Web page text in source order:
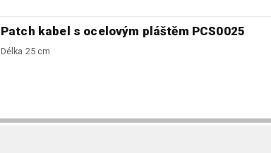
Patch kabel s ocelovým pláštěm PCS0025
Délka 25 cm